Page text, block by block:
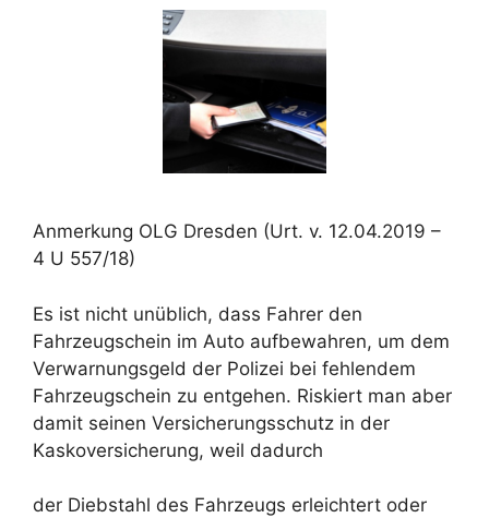
Anmerkung OLG Dresden (Urt. v. 12.04.2019 –
4 U 557/18)
Es ist nicht unüblich, dass Fahrer den
Fahrzeugschein im Auto aufbewahren, um dem
Verwarnungsgeld der Polizei bei fehlendem
Fahrzeugschein zu entgehen. Riskiert man aber
damit seinen Versicherungsschutz in der
Kaskoversicherung, weil dadurch
der Diebstahl des Fahrzeugs erleichtert oder